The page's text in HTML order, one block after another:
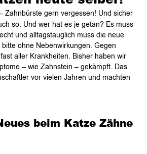
Zahnbürste gern vergessen! Und sicher
so. Und wer hat es je getan? Es muss
und alltagstauglich muss die neue
ohne Nebenwirkungen. Gegen
aller Krankheiten. Bisher haben wir
– wie Zahnstein – gekämpft. Das
vor vielen Jahren und machten
beim Katze Zähne